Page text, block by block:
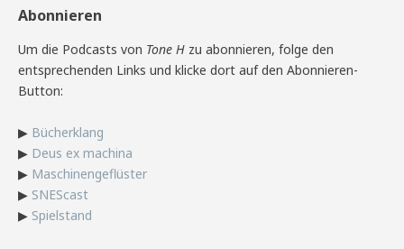
Abonnieren
Um die Podcasts von Tone H zu abonnieren, folge den
entsprechenden Links und klicke dort auf den Abonnieren-
Button:
▶ Bücherklang
▶ Deus ex machina
▶ Maschinengeflüster
▶ SNEScast
▶ Spielstand